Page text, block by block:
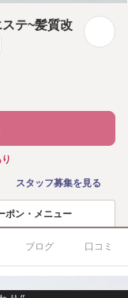
テ~髪質改
スタッフ募集を見る
ポン・メニュー
ブログ 口コミ